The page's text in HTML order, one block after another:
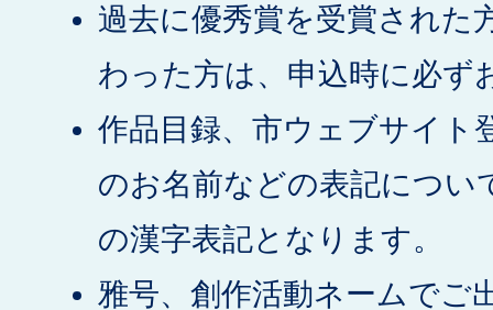
過去に優秀賞を受賞された
わった方は、申込時に必ず
作品目録、市ウェブサイト
のお名前などの表記につい
の漢字表記となります。
雅号、創作活動ネームでご